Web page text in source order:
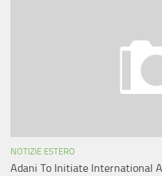
NOTIZIE ESTERO
Adani To Initiate International